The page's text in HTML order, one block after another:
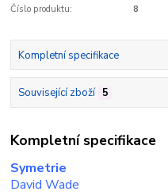
Číslo produktu: 8
Kompletní specifikace
Související zboží 5
Kompletní specifikace
Symetrie
David Wade